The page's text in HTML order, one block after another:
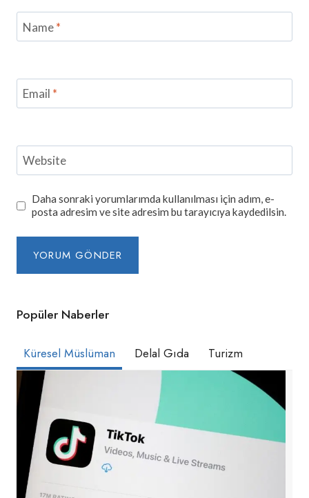
Name*
Email *
Website
Daha sonraki yorumlarımda kullanılması için adım, e-
posta adresim ve site adresim bu tarayıcıya kaydedilsin.
Popüler Naberler
Küresel Müslüman Delal Gıda Turizm